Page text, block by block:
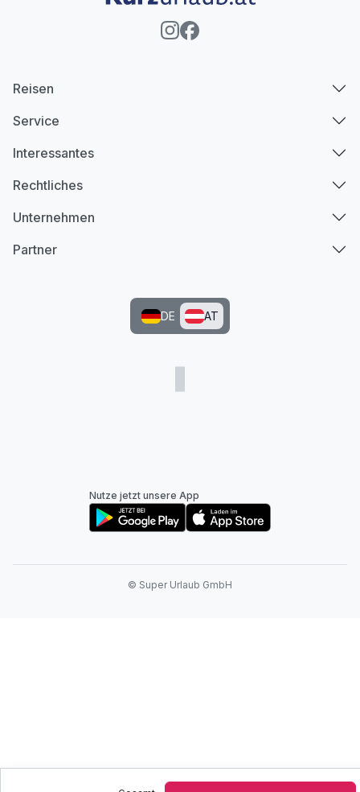
Reisen
Service
Interessantes
Rechtliches
Unternehmen
Partner
DE AT
Nutze jetzt unsere App
© Super Urlaub GmbH